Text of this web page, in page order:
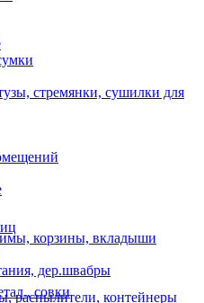
стремянки, сушилки для
корзины, вкладыши
дер.швабры
совки
распылители, контейнеры